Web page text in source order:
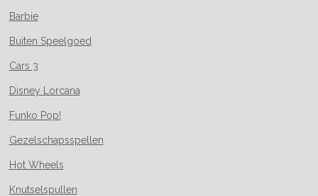
Barbie
Buiten Speelgoed
Cars 3
Disney Lorcana
Funko Pop!
Gezelschapsspellen
Hot Wheels
Knutselspullen